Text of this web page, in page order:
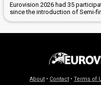
Eurovision 2026 had 35
since the introduction of Semi-
About • Contact • Terms of